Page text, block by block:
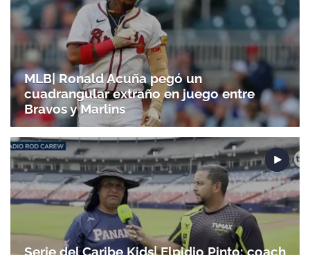
MLB| Ronald Acuña pegó un
cuadrangular extraño en juego entre
Bravos y Marlins
Serie del Caribe Kids| Elpidio Pinto: coach